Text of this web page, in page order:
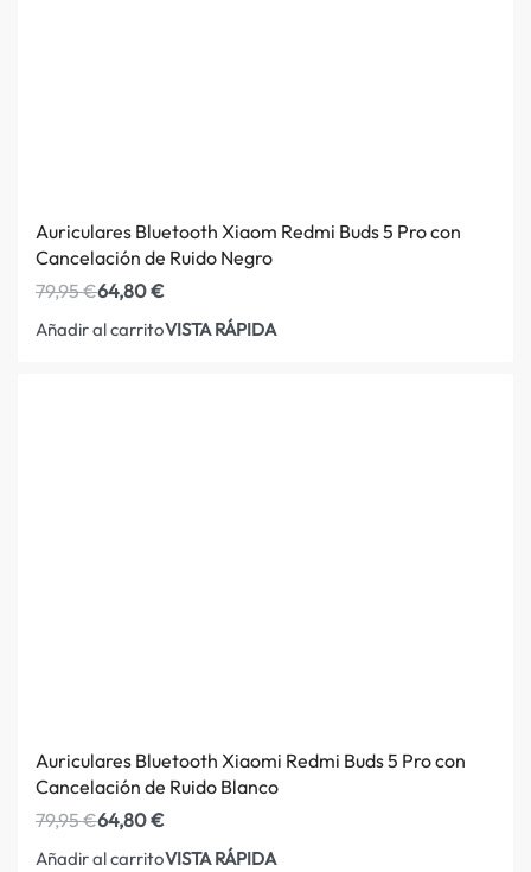
Auriculares Bluetooth Xiaom Redmi Buds 5 Pro con
Cancelación de Ruido Negro
79,95€64,80€
Añadir al carritoVISTA RÁPIDA
Auriculares Bluetooth Xiaomi Redmi Buds 5 Pro con
Cancelación de Ruido Blanco
79,95€64,80€
Añadir al carritoVISTA RÁPIDA